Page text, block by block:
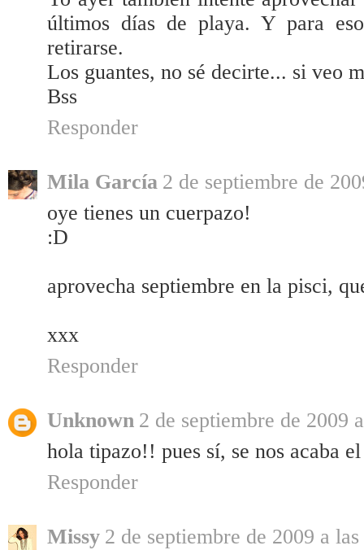
últimos días de playa. Y para
retirarse.
Los guantes, no sé decirte... si veo
Bss
Responder
Mila García 2 de septiembre de
oye tienes un cuerpazo!
:D
aprovecha septiembre en la pisci,
xxx
Responder
Unknown 2 de septiembre de 2009
hola tipazo!! pues sí, se nos acaba
Responder
Missy 2 de septiembre de 2009 a